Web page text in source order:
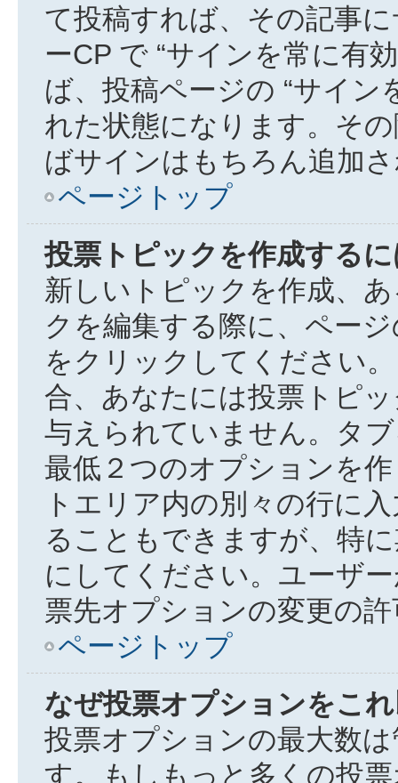
て投稿すれば、その記事
ーCP で “サインを常に有
ば、投稿ページの “サイン
れた状態になります。そ
ばサインはもちろん追加
ページトップ
投票トピックを作成する
新しいトピックを作成、
クを編集する際に、ペー
をクリックしてください
合、あなたには投票トピ
与えられていません。タ
最低２つのオプションを
トエリア内の別々の行に
ることもできますが、特
にしてください。ユーザ
票先オプションの変更の
ページトップ
なぜ投票オプションをこ
投票オプションの最大数
す。もしもっと多くの投